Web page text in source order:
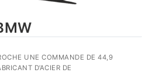
UNE COMMANDE DE 44,9
D’ACIER DE